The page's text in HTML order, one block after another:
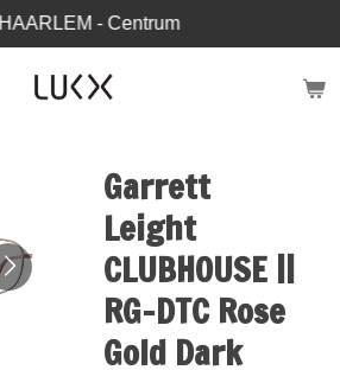
HAARLEM - Centrum
Garrett
Leight
CLUBHOUSE ||
RG-DTC Rose
Gold Dark